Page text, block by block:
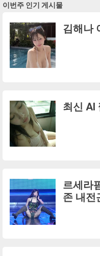
이번주 인기 게시물
김해나
최신 AI
르세라
존 내전